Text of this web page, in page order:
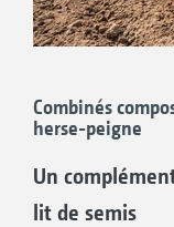
à disques
équipés de
minimum en
fiabilité élevée
Combinés
herse-peigne
Un
lit de semis